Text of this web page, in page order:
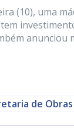
(10), uma
anunciou
de